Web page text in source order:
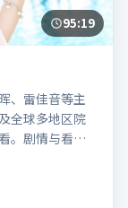
95:19
、雷佳音等主
全球多地区院
。剧情与看
具社会观察与
「犯罪」
词的影迷阅读